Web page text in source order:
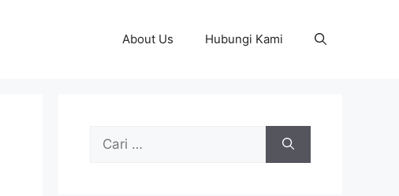
About Us Hubungi Kami
Cari